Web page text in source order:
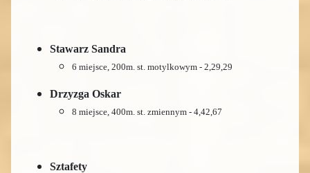
Stawarz Sandra
6 miejsce, 200m. st. motylkowym - 2,29,29
Drzyzga Oskar
8 miejsce, 400m. st. zmiennym - 4,42,67
Sztafety